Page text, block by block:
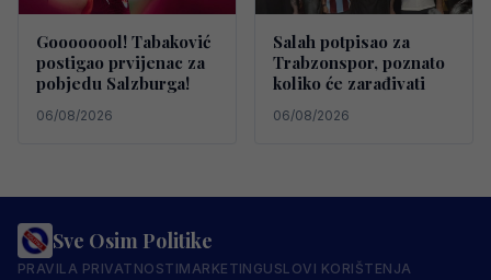
Goooooool! Tabaković
postigao prvijenac za
pobjedu Salzburga!
06/08/2026
Salah potpisao za
Trabzonspor, poznato
koliko će zarađivati
06/08/2026
Sve Osim Politike
PRAVILA PRIVATNOSTIMARKETINGUSLOVI KORIŠTENJA